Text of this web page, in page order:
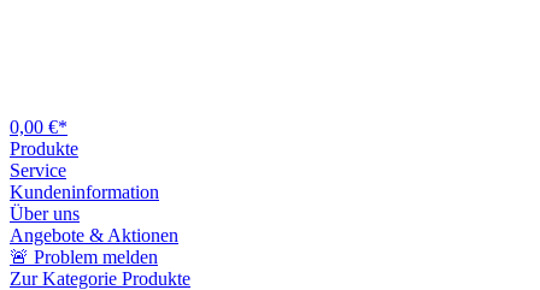
0,00 €*
Produkte
Service
Kundeninformation
Über uns
Angebote & Aktionen
🚨 Problem melden
Zur Kategorie Produkte